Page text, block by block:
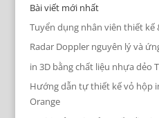
Bài viết mới nhất
Tuyển dụng nhân viên thiết kế
Radar Doppler nguyên lý và
in 3D bằng chất liệu nhựa dẻo
Hướng dẫn tự thiết kế vỏ hộp
Orange